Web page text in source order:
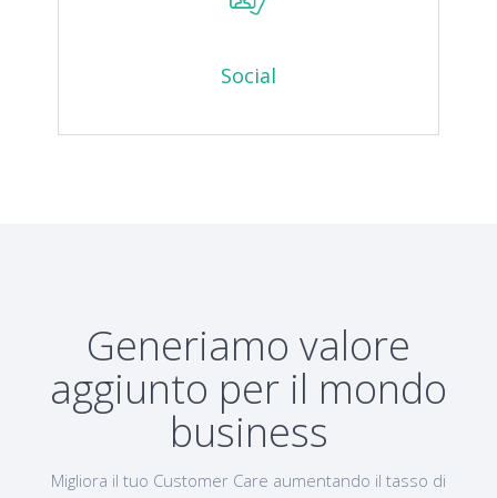
Social
Generiamo valore
aggiunto per il mondo
business
Migliora il tuo Customer Care aumentando il tasso di